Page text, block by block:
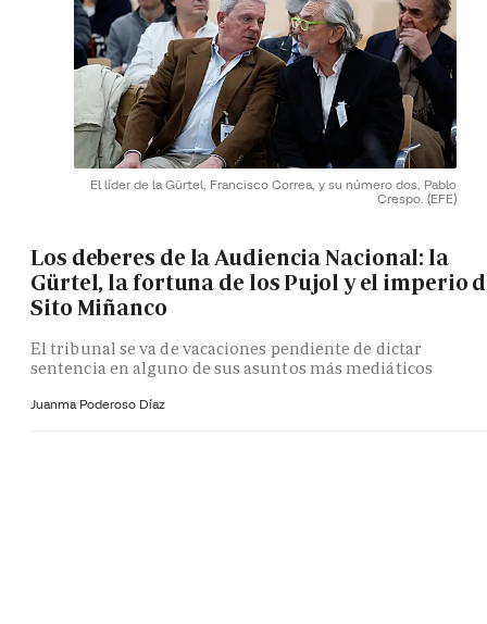
El líder de la Gürtel, Francisco Correa, y su número dos, Pablo
Crespo. (EFE)
Los deberes de la Audiencia Nacional: la
Gürtel, la fortuna de los Pujol y el imperio
Sito Miñanco
El tribunal se va de vacaciones pendiente de dictar
sentencia en alguno de sus asuntos más mediáticos
Juanma Poderoso Díaz